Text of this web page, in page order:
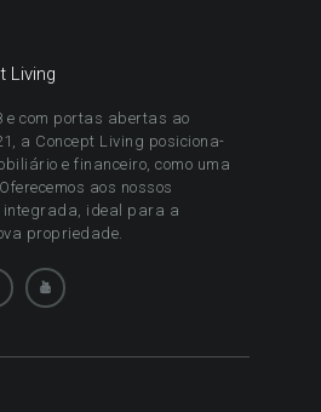
Living
e com portas abertas ao
a Concept Living posiciona-
e financeiro, como uma
aos nossos
integrada, ideal para a
propriedade.